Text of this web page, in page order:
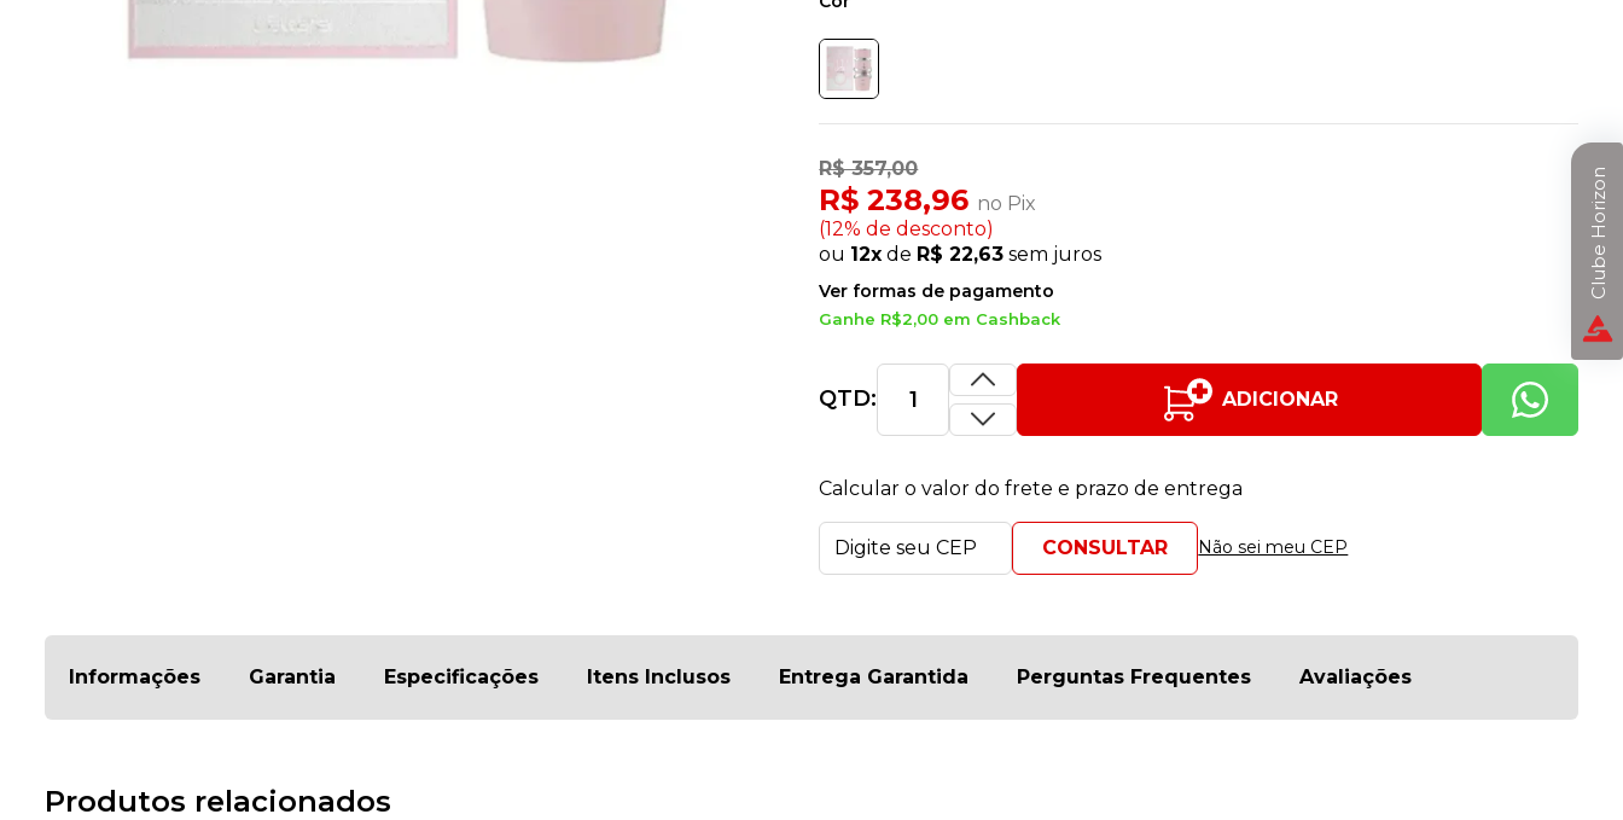
R$ 357,00
R$ 238,96 no Pix
(12% de desconto)
ou 12x de R$ 22,63 sem juros
Ver formas de pagamento
Ganhe R$2,00 em Cashback
QTD: ADICIONAR
Calcular o valor do frete e prazo de entrega
Não sei meu CEP
Informações Garantia Especificações Itens Inclusos Entrega Garantida Perguntas Frequentes Avaliações
Produtos relacionados
Clube Horizon